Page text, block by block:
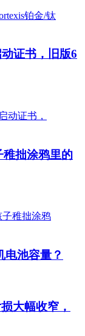
证书，旧版6
拙涂鸦里的
池容量？
大幅收窄，